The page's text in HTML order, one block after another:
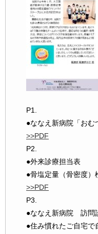
P1.
●ななえ新病院「おむ
>>PDF
P2.
●外来診療担当表
●骨塩定量（骨密度）
>>PDF
P3.
●ななえ新病院 訪問
●住み慣れたご自宅で